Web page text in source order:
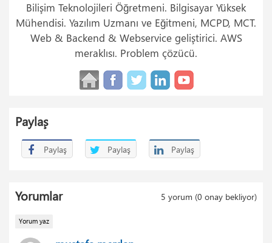
Bilişim Teknolojileri Öğretmeni. Bilgisayar Yüksek
Mühendisi. Yazılım Uzmanı ve Eğitmeni, MCPD, MCT.
Web & Backend & Webservice geliştirici. AWS
meraklısı. Problem çözücü.
Paylaş
Paylaş Paylaş Paylaş
5 yorum (0 onay bekliyor)
Yorumlar
Yorum yaz